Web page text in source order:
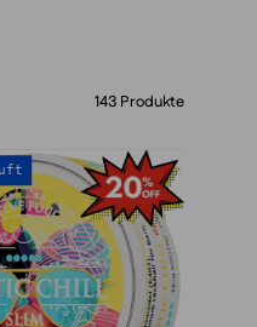
143 Produkte
ZIXS
Exotic
Chill
Slim